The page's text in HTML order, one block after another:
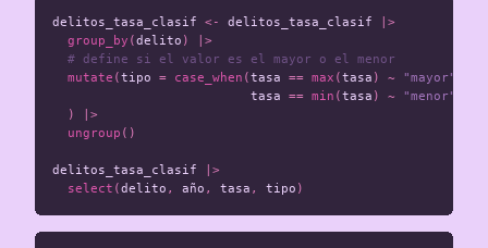
delitos_tasa_clasif <- delitos_tasa_clasif
|>
group_by (delito )
|>
# define si el valor es el mayor o el menor
mutate (tipo = case_when (tasa == max (tasa ) ~ "mayor"
tasa == min (tasa ) ~ "menor"
)
|>
ungroup ()
delitos_tasa_clasif
|>
select (delito , año , tasa , tipo )